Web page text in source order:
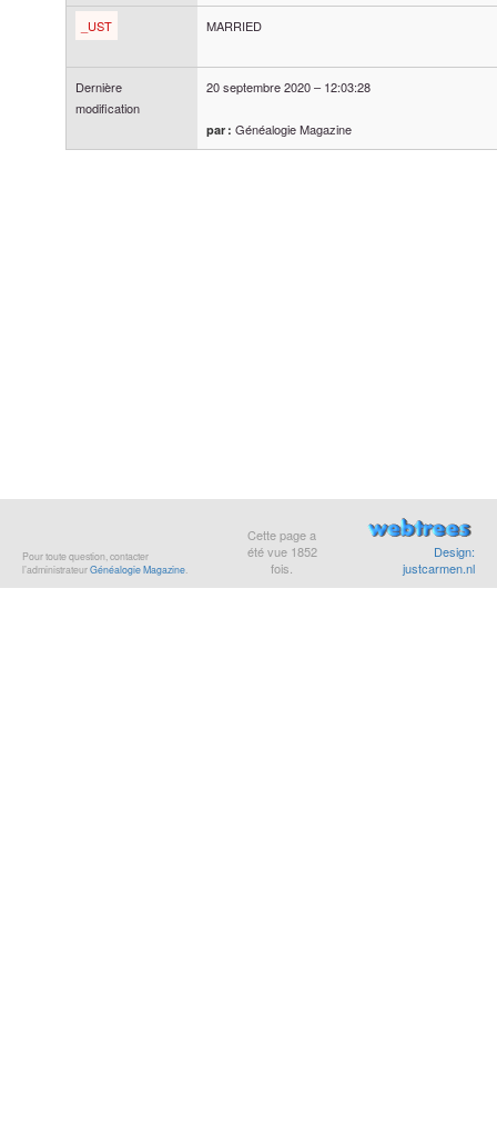
_UST MARRIED
Dernière
modification
20 septembre 2020– 12:03:28
par : Généalogie Magazine
Pour toute question, contacter
l’administrateurGénéalogie Magazine.
Cette page a
été vue 1852
fois.
Design:
justcarmen.nl